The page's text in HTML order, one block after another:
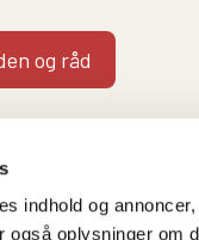
indhold og
oplysninger om
og råd